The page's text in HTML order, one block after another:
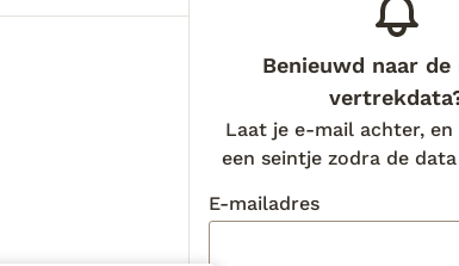
Benieuwd naar de
Laat je e-mail achter, en
een seintje zodra de
E-mailadres